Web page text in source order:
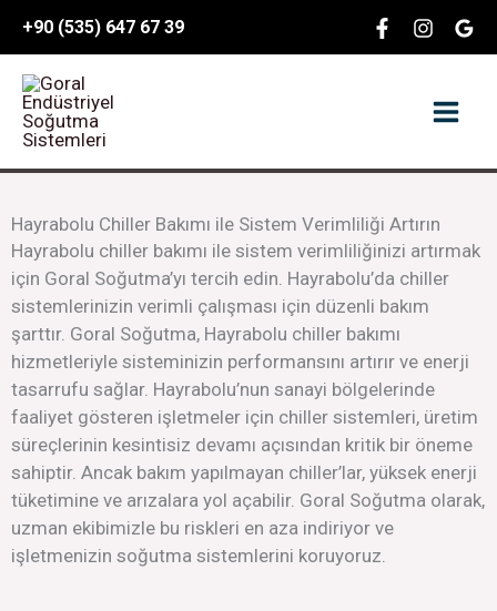
content
+90 (535) 647 67 39
Hayrabolu Chiller Bakımı ile Sistem Verimliliği Artırın
Hayrabolu chiller bakımı ile sistem verimliliğinizi artırmak
için Goral Soğutma’yı tercih edin. Hayrabolu’da chiller
sistemlerinizin verimli çalışması için düzenli bakım
şarttır. Goral Soğutma, Hayrabolu chiller bakımı
hizmetleriyle sisteminizin performansını artırır ve enerji
tasarrufu sağlar. Hayrabolu’nun sanayi bölgelerinde
faaliyet gösteren işletmeler için chiller sistemleri, üretim
süreçlerinin kesintisiz devamı açısından kritik bir öneme
sahiptir. Ancak bakım yapılmayan chiller’lar, yüksek enerji
tüketimine ve arızalara yol açabilir. Goral Soğutma olarak,
uzman ekibimizle bu riskleri en aza indiriyor ve
işletmenizin soğutma sistemlerini koruyoruz.